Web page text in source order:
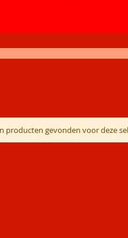
producten gevonden voor deze